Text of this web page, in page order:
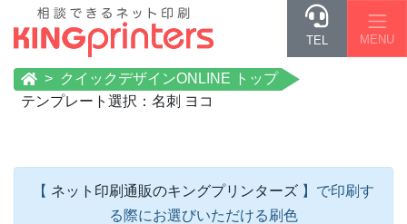
TEL MENU
クイックデザインONLINE トップ
テンプレート選択：名刺 ヨコ
【 ネット印刷通販のキングプリンターズ 】で印刷す
る際にお選びいただける刷色